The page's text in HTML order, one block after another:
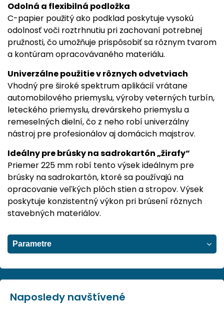
Odolná a flexibilná podložka
C-papier použitý ako podklad poskytuje vysokú
odolnosť voči roztrhnutiu pri zachovaní potrebnej
pružnosti, čo umožňuje prispôsobiť sa rôznym tvarom
a kontúram opracovávaného materiálu.
Univerzálne použitie v rôznych odvetviach
Vhodný pre široké spektrum aplikácií vrátane
automobilového priemyslu, výroby veterných turbín,
leteckého priemyslu, drevárskeho priemyslu a
remeselných dielní, čo z neho robí univerzálny
nástroj pre profesionálov aj domácich majstrov.
Ideálny pre brúsky na sadrokartón „žirafy“
Priemer 225 mm robí tento výsek ideálnym pre
brúsky na sadrokartón, ktoré sa používajú na
opracovanie veľkých plôch stien a stropov. Výsek
poskytuje konzistentný výkon pri brúsení rôznych
stavebných materiálov.
Parametre
Naposledy navštívené